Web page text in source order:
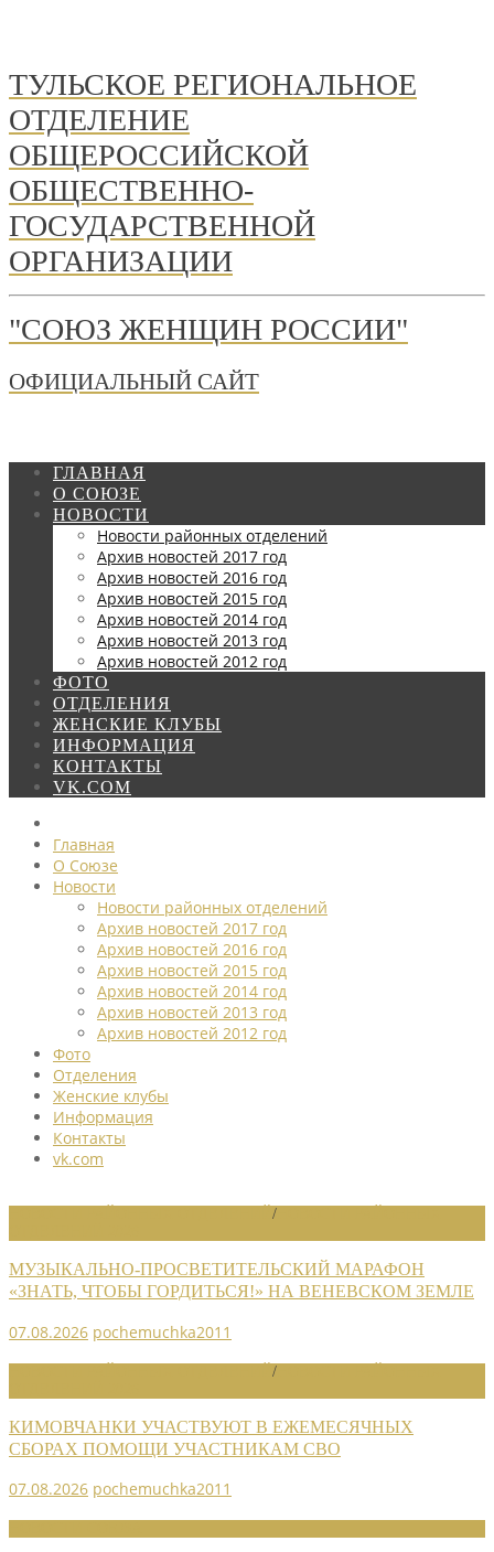
ТУЛЬСКОЕ РЕГИОНАЛЬНОЕ
ОТДЕЛЕНИЕ
ОБЩЕРОССИЙСКОЙ
ОБЩЕСТВЕННО-
ГОСУДАРСТВЕННОЙ
ОРГАНИЗАЦИИ
"СОЮЗ ЖЕНЩИН РОССИИ"
ОФИЦИАЛЬНЫЙ САЙТ
ГЛАВНАЯ
О СОЮЗЕ
НОВОСТИ
Новости районных отделений
Архив новостей 2017 год
Архив новостей 2016 год
Архив новостей 2015 год
Архив новостей 2014 год
Архив новостей 2013 год
Архив новостей 2012 год
ФОТО
ОТДЕЛЕНИЯ
ЖЕНСКИЕ КЛУБЫ
ИНФОРМАЦИЯ
КОНТАКТЫ
VK.COM
Главная
О Союзе
Новости
Новости районных отделений
Архив новостей 2017 год
Архив новостей 2016 год
Архив новостей 2015 год
Архив новостей 2014 год
Архив новостей 2013 год
Архив новостей 2012 год
Фото
Отделения
Женские клубы
Информация
Контакты
vk.com
/
МУЗЫКАЛЬНО-ПРОСВЕТИТЕЛЬСКИЙ МАРАФОН
«ЗНАТЬ, ЧТОБЫ ГОРДИТЬСЯ!» НА ВЕНЕВСКОМ ЗЕМЛЕ
07.08.2026 pochemuchka2011
/
КИМОВЧАНКИ УЧАСТВУЮТ В ЕЖЕМЕСЯЧНЫХ
СБОРАХ ПОМОЩИ УЧАСТНИКАМ СВО
07.08.2026 pochemuchka2011